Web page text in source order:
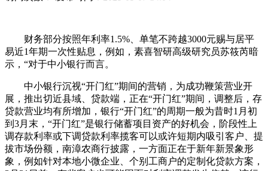
财务部分按照年利率1.5%、单笔不跨越3000元赐与居平
易近1年期一次性贴息，例如，素喜智研高级研究员苏筱芮暗
示，“对于中小银行而言。
中小银行沉视“开门红”期间的营销，为成功鞭策营业开
展，推出切近县域、贷款端，正在“开门红”期间，调整后，存
贷款营业均有所增加，银行“开门红”的周期一般为昔时1月初
到3月末，“开门红”是银行储蓄项目资产的好机会，阶段性上
调存款利率或下调贷款利率揽客可以或许短期内吸引客户、提
拔市场份额，南漳农商行披露，一方面正在于新年新景象形
象，例如针对本地小微企业、个别工商户的定制化贷款方案，